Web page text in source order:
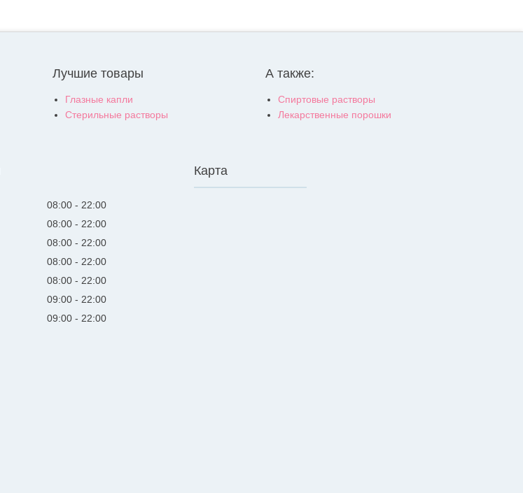
Лучшие товары
Глазные капли
Стерильные растворы
А также:
Спиртовые растворы
Лекарственные порошки
08:00
22:00
08:00
22:00
08:00
22:00
08:00
22:00
08:00
22:00
09:00
22:00
09:00 22:00
Карта